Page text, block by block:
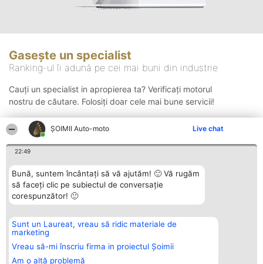
ȘOIMII Auto-moto Live chat
22:49
Bună, suntem încântați să vă ajutăm! 🙂 Vă rugăm
să faceți clic pe subiectul de conversație
corespunzător! 🙂
Sunt un Laureat, vreau să ridic materiale de
marketing
Vreau să-mi înscriu firma in proiectul Șoimii
Am o altă problemă
Gasește un specialist
Ranking-ul îi adună pe cei mai buni din industrie
Cauți un specialist in apropierea ta? Verificați motorul
nostru de căutare. Folosiți doar cele mai bune servicii!
Organizator Ranking
BRIGHT SOLUTIONS BR SRL
Aleea Timisul De Sus 2 Bl. A30
Sc. A Et. 4 Ap. 13 Cod 061952
București
Plebiscyt
Lista Tuturor
Laureaților
Contact